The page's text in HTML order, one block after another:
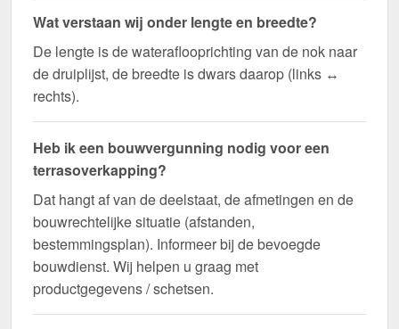
Wat verstaan wij onder lengte en breedte?
De lengte is de wateraflooprichting van de nok naar
de druiplijst, de breedte is dwars daarop (links ↔
rechts).
Heb ik een bouwvergunning nodig voor een
terrasoverkapping?
Dat hangt af van de deelstaat, de afmetingen en de
bouwrechtelijke situatie (afstanden,
bestemmingsplan). Informeer bij de bevoegde
bouwdienst. Wij helpen u graag met
productgegevens / schetsen.